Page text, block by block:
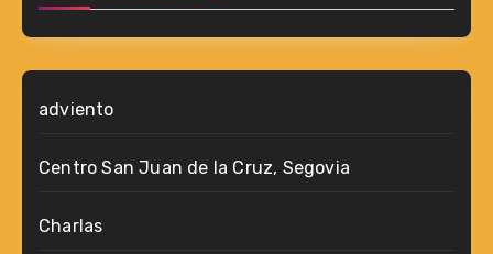
adviento
Centro San Juan de la Cruz, Segovia
Charlas